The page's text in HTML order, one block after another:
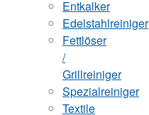
Entkalker
Edelstahlreiniger
Fettlöser
/
Grillreiniger
Spezialreiniger
Textile